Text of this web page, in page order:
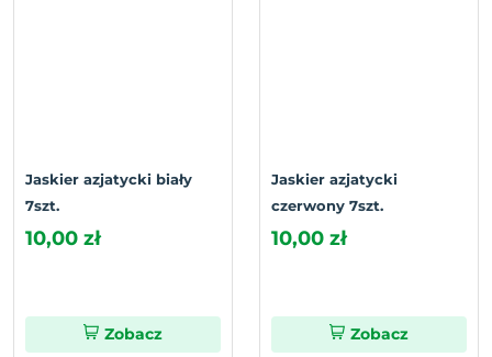
Jaskier azjatycki biały
7szt.
10,00 zł
Zobacz
Jaskier azjatycki
czerwony 7szt.
10,00 zł
Zobacz